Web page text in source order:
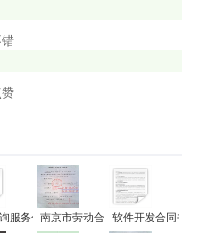
服务合同范文
南京市劳动合同书(全日制文本)范
软件开发合同书